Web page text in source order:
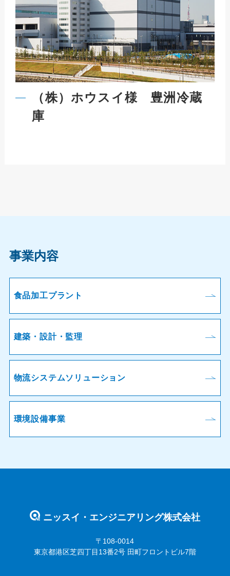
（株）ホウスイ様 豊洲冷蔵
庫
事業内容
食品加工プラント
建築・設計・監理
物流システムソリューション
環境設備事業
ニッスイ・エンジニアリング株式会社
〒108-0014
東京都港区芝四丁目13番2号 田町フロントビル7階